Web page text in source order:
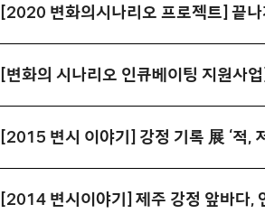
[2020 변화의시나리오 프로젝트] 끝
[변화의 시나리오 인큐베이팅 지원사
[2015 변시 이야기] 강정 기록 展 ‘적,
[2014 변시이야기] 제주 강정 앞바다,